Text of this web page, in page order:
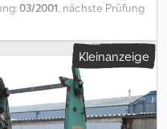
03/2001, nächste Prüfung
Luft, Reifengröße:265 /
265 / 70 R 19.5 / 12mm,
Kleinanzeige